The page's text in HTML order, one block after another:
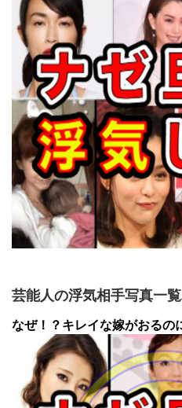
芸能人の浮気相手写真一
なぜ！？キレイな嫁がおるの